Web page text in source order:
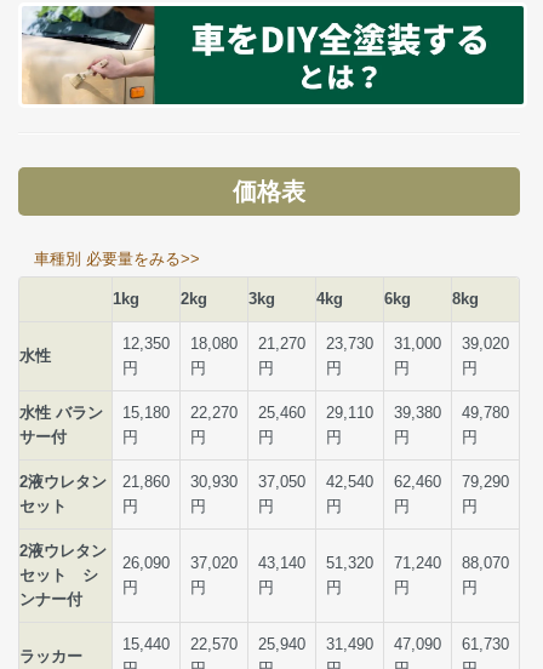
価格表
車種別 必要量をみる>>